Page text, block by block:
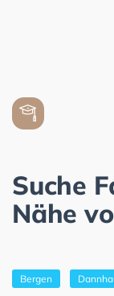
Suche
Nähe
Bergen